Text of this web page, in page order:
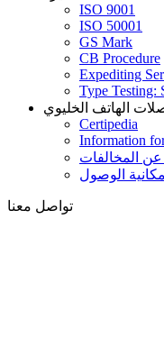
ISO 9001
ISO 50001
GS Mark
CB Procedure
Expediting
Type Testing:
Certipedia
Information
عن المخالفات
إمكانية الوصول
تواصل معنا